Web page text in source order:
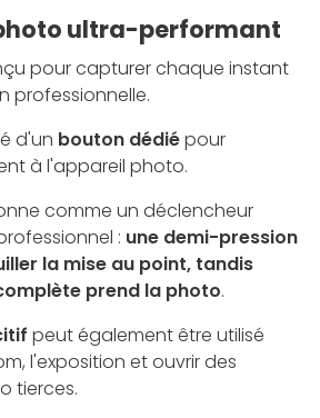
ultra-performant
pour capturer chaque instant
professionnelle.
d'un bouton dédiépour
à l'appareil photo.
comme un déclencheur
: une demi-pression
la mise au point, tandis
prend la photo.
peut également être utilisé
l'exposition et ouvrir des
tierces.